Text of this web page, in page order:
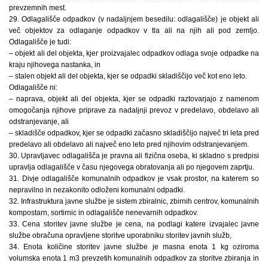
prevzemnih mest.
29. Odlagališče odpadkov (v nadaljnjem besedilu: odlagališče) je objekt ali
več objektov za odlaganje odpadkov v tla ali na njih ali pod zemljo.
Odlagališče je tudi:
– objekt ali del objekta, kjer proizvajalec odpadkov odlaga svoje odpadke na
kraju njihovega nastanka, in
– stalen objekt ali del objekta, kjer se odpadki skladiščijo več kot eno leto.
Odlagališče ni:
– naprava, objekt ali del objekta, kjer se odpadki raztovarjajo z namenom
omogočanja njihove priprave za nadaljnji prevoz v predelavo, obdelavo ali
odstranjevanje, ali
– skladišče odpadkov, kjer se odpadki začasno skladiščijo največ tri leta pred
predelavo ali obdelavo ali največ eno leto pred njihovim odstranjevanjem.
30. Upravljavec odlagališča je pravna ali fizična oseba, ki skladno s predpisi
upravlja odlagališče v času njegovega obratovanja ali po njegovem zaprtju.
31. Divje odlagališče komunalnih odpadkov je vsak prostor, na katerem so
nepravilno in nezakonito odloženi komunalni odpadki.
32. Infrastruktura javne službe je sistem zbiralnic, zbirnih centrov, komunalnih
kompostarn, sortirnic in odlagališče nenevarnih odpadkov.
33. Cena storitev javne službe je cena, na podlagi katere izvajalec javne
službe obračuna opravljene storitve uporabniku storitev javnih služb,
34. Enota količine storitev javne službe je masna enota 1 kg oziroma
volumska enota 1 m3 prevzetih komunalnih odpadkov za storitve zbiranja in